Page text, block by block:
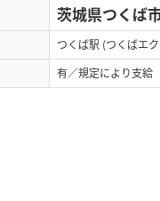
茨城県つくば
つくば駅 (つくばエ
有／規定により支給